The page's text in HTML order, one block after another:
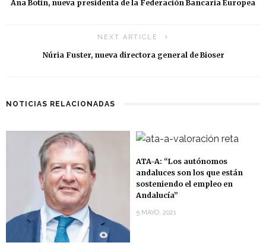
Ana Botín, nueva presidenta de la Federación Bancaria Europea
NEXT ARTICLE
Núria Fuster, nueva directora general de Bioser
NOTICIAS RELACIONADAS
ATA-A: “Los autónomos
andaluces son los que están
sosteniendo el empleo en
Andalucía”
5 MAYO, 2021